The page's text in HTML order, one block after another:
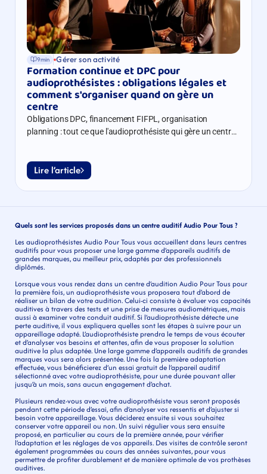
9min Gérer son activité
Formation continue et DPC pour
audioprothésistes : obligations légales et
comment s'organiser quand on gère un
centre
Obligations DPC, financement FIFPL, organisation
planning : tout ce que l'audioprothésiste qui gère un centre
Lire l’article
Quels sont les services proposés dans un centre auditif Audio Pour Tous ?
Les audioprothésistes Audio Pour Tous vous accueillent dans leurs centres
auditifs pour vous proposer une large gamme d’appareils auditifs de
grandes marques, au meilleur prix, adaptés par des professionnels
diplômés.
Lorsque vous vous rendez dans un centre d’audition Audio Pour Tous pour
la première fois, un audioprothésiste vous proposera tout d’abord de
réaliser un bilan de votre audition. Celui-ci consiste à évaluer vos capacités
auditives à travers des tests et une prise de mesures audiométriques, mais
aussi à examiner votre conduit auditif. Si l’audioprothésiste détecte une
perte auditive, il vous expliquera quelles sont les étapes à suivre pour un
appareillage adapté. L’audioprothésiste prendra le temps de vous écouter
et d’analyser vos besoins et attentes, afin de vous proposer la solution
auditive la plus adaptée. Une large gamme d’appareils auditifs de grandes
marques vous sera alors présentée. Une fois la première adaptation
effectuée, vous bénéficierez d’un essai gratuit de l’appareil auditif
sélectionné avec votre audioprothésiste, pour une durée pouvant aller
jusqu’à un mois, sans aucun engagement d’achat.
Plusieurs rendez-vous avec votre audioprothésiste vous seront proposés
pendant cette période d’essai, afin d’analyser vos ressentis et d’ajuster si
besoin votre appareillage. Vous déciderez ensuite si vous souhaitez
conserver votre appareil ou non. Un suivi régulier vous sera ensuite
proposé, en particulier au cours de la première année, pour vérifier
l’adaptation et les réglages de vos appareils. Des visites de contrôle seront
également programmées au cours des années suivantes, pour vous
permettre de profiter durablement et de manière optimale de vos prothèses
auditives.